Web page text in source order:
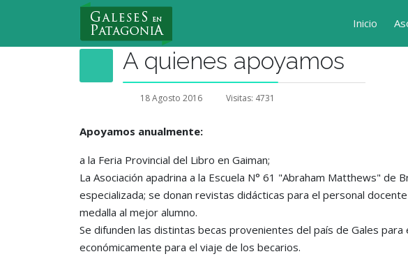
Inicio
Nuevo Usuario
A quienes apoyamos
18 Agosto 2016 Visitas: 4731
Apoyamos anualmente:
a la Feria Provincial del Libro en Gaiman;
La Asociación apadrina a la Escuela N° 61 "Abraham Matthews"
especializada; se donan revistas didácticas para el personal
medalla al mejor alumno.
Se difunden las distintas becas provenientes del país de Gales
económicamente para el viaje de los becarios.